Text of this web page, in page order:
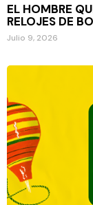
EL HOMBRE
RELOJES DE
Julio 9, 2026